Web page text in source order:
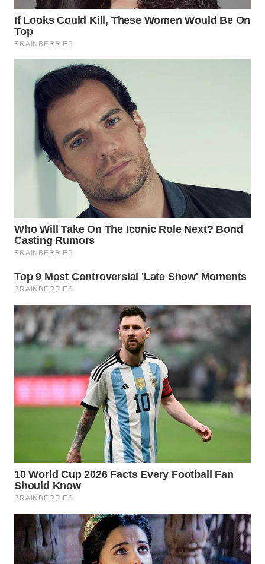
TINGGI
WN
PAKPAK
WN
KARAWANG
BEKASI
DEPOK
WN
UTARA
WN
SAMOSIR
WN
PADANG
LAWAS
CIANJUR
WN
KEPULAUAN
SERIBU
WN